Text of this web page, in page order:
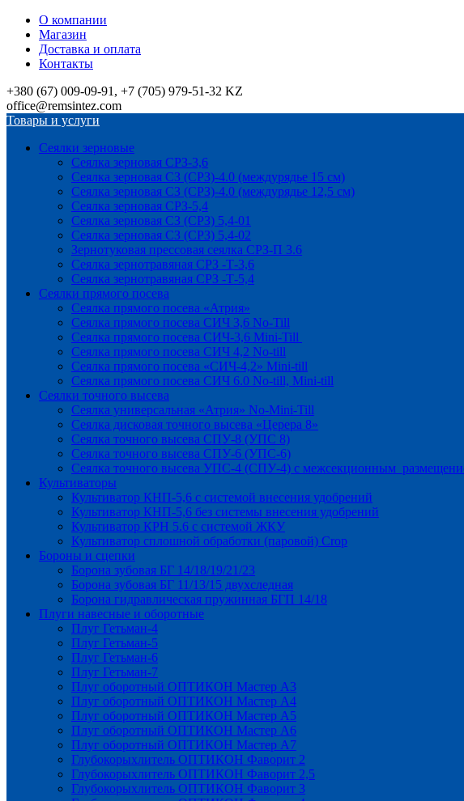
О компании
Магазин
Доставка и оплата
Контакты
+380 (67) 009-09-91, +7 (705) 979-51-32 KZ
office@remsintez.com
Товары и услуги
Сеялки зерновые
Сеялка зерновая СРЗ-3,6
Сеялка зерновая СЗ (СРЗ)-4.0 (междурядье 15 см)
Сеялка зерновая СЗ (СРЗ)-4.0 (междурядье 12,5 см)
Сеялка зерновая СРЗ-5,4
Сеялка зерновая СЗ (СРЗ) 5,4-01
Сеялка зерновая СЗ (СРЗ) 5,4-02
Зернотуковая прессовая сеялка СРЗ-П 3.6
Сеялка зернотравяная СРЗ -Т-3,6
Сеялка зернотравяная СРЗ -Т-5,4
Сеялки прямого посева
Сеялка прямого посева «Атрия»
Сеялка прямого посева СИЧ 3,6 No-Till
Сеялка прямого посева СИЧ-3,6 Mini-Till
Сеялка прямого посева СИЧ 4,2 No-till
Сеялка прямого посева «СИЧ-4,2» Mini-till
Сеялка прямого посева СИЧ 6.0 No-till, Mini-till
Сеялки точного высева
Сеялка универсальная «Атрия» No-Mini-Till
Сеялка дисковая точного высева «Церера 8»
Сеялка точного высева СПУ-8 (УПС 8)
Сеялка точного высева СПУ-6 (УПС-6)
Сеялка точного высева УПС-4 (СПУ-4) с межсекционным
Культиваторы
Культиватор КНП-5,6 с системой внесения удобрений
Культиватор КНП-5,6 без системы внесения удобрений
Культиватор КРН 5.6 с системой ЖКУ
Культиватор сплошной обработки (паровой) Crop
Бороны и сцепки
Борона зубовая БГ 14/18/19/21/23
Борона зубовая БГ 11/13/15 двухследная
Борона гидравлическая пружинная БГП 14/18
Плуги навесные и оборотные
Плуг Гетьман-4
Плуг Гетьман-5
Плуг Гетьман-6
Плуг Гетьман-7
Плуг оборотный ОПТИКОН Мастер А3
Плуг оборотный ОПТИКОН Мастер А4
Плуг оборотный ОПТИКОН Мастер А5
Плуг оборотный ОПТИКОН Мастер А6
Плуг оборотный ОПТИКОН Мастер А7
Глубокорыхлитель ОПТИКОН Фаворит 2
Глубокорыхлитель ОПТИКОН Фаворит 2,5
Глубокорыхлитель ОПТИКОН Фаворит 3